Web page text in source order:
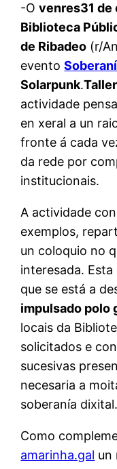
-Ovenres31 de
Biblioteca
de Ribadeo (r/
evento
Solarpunk.
actividade
en xeral a un
fronte á cada
da rede por
institucionais.
A actividade
exemplos,
un coloquio no
interesada.
que se está a
impulsado polo
locais da
solicitados e
sucesivas
necesaria a
soberanía dixital.
Como
amarinha.gal un